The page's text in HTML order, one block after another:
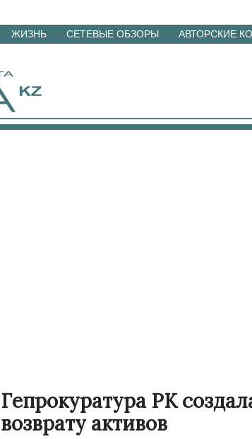
ЖИЗНЬ СЕТЕВЫЕ ОБЗОРЫ АВТОРСКИЕ
Гепрокуратура РК
возврату активов